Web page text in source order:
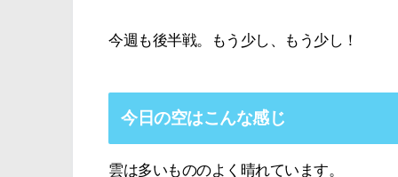
今週も後半戦。もう少し、もう少し！
今日の空はこんな感じ
雲は多いもののよく晴れています。